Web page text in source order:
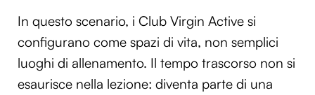
In questo scenario, i Club Virgin Active si
configurano come spazi di vita, non semplici
luoghi di allenamento. Il tempo trascorso non si
esaurisce nella lezione: diventa parte di una